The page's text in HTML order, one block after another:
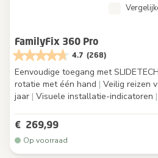
FamilyFix 360 Pro
4.7 (268)
Eenvoudige toegang met
rotatie met één hand | Veilig reizen
jaar | Visuele installatie-indicatoren |
€ 269,99
Op voorraad